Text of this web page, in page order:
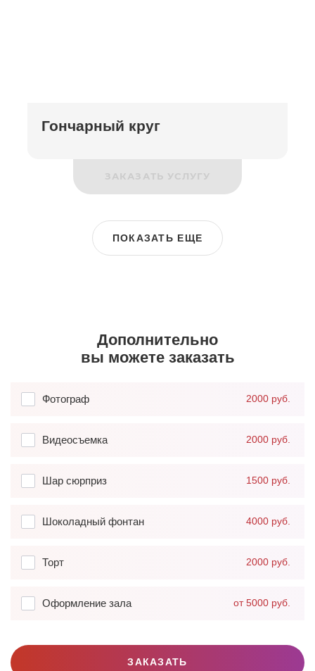
Гончарный круг
ЗАКАЗАТЬ УСЛУГУ
ПОКАЗАТЬ ЕЩЕ
Дополнительно
вы можете заказать
Фотограф 2000 руб.
Видеосъемка 2000 руб.
Шар сюрприз 1500 руб.
Шоколадный фонтан 4000 руб.
Торт 2000 руб.
Оформление зала от 5000 руб.
ЗАКАЗАТЬ